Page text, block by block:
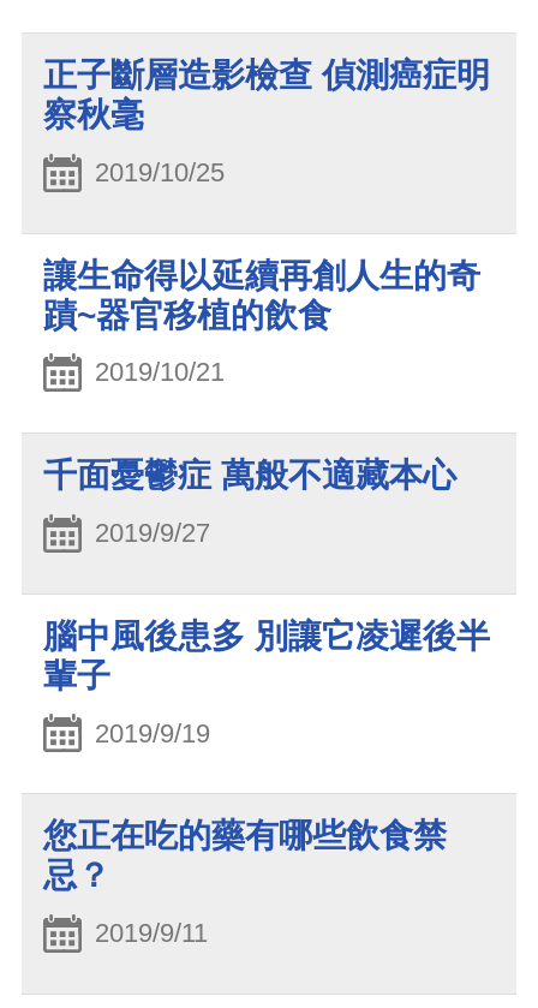
正子斷層造影檢查 偵測癌症明
察秋毫
2019/10/25
讓生命得以延續再創人生的奇
蹟~器官移植的飲食
2019/10/21
千面憂鬱症 萬般不適藏本心
2019/9/27
腦中風後患多 別讓它凌遲後半
輩子
2019/9/19
您正在吃的藥有哪些飲食禁
忌？
2019/9/11